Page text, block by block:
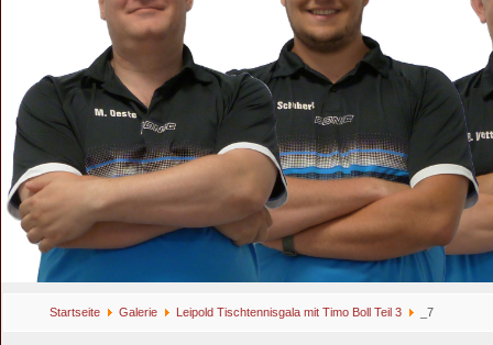
Startseite Galerie Leipold Tischtennisgala mit Timo Boll Teil 3 _7